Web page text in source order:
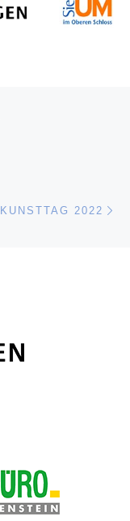
KUNSTTAG 2022